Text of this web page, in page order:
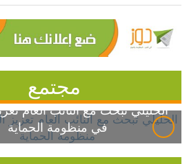
مجتمع
الخليلي تبحث مع النائب العام
في منظومة الحماية